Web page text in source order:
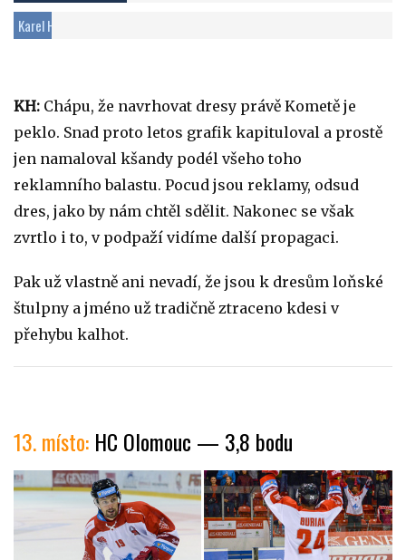
Karel Hejkal: 1
KH: Chápu, že navrhovat dresy právě Kometě je
peklo. Snad proto letos grafik kapituloval a prostě
jen namaloval kšandy podél všeho toho
reklamního balastu. Pocud jsou reklamy, odsud
dres, jako by nám chtěl sdělit. Nakonec se však
zvrtlo i to, v podpaží vidíme další propagaci.
Pak už vlastně ani nevadí, že jsou k dresům loňské
štulpny a jméno už tradičně ztraceno kdesi v
přehybu kalhot.
13. místo: HC Olomouc — 3,8 bodu